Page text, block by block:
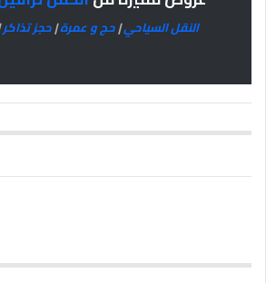
النقل السياحي|حج و عمرة|حجز تذاكر